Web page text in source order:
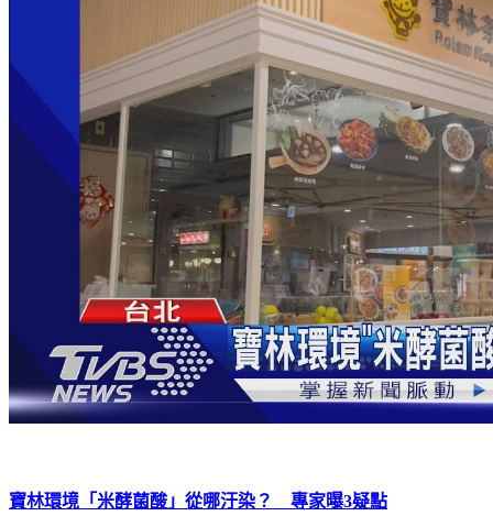
寶林環境「米酵菌酸」從哪汙染？ 專家曝3疑點